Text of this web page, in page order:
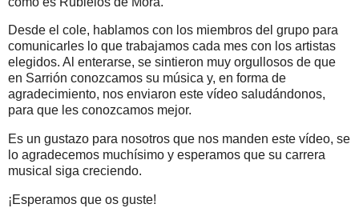
Desde el cole, hablamos con los miembros del grupo para
comunicarles lo que trabajamos cada mes con los artistas
elegidos. Al enterarse, se sintieron muy orgullosos de que
en Sarrión conozcamos su música y, en forma de
agradecimiento, nos enviaron este vídeo saludándonos,
para que les conozcamos mejor.
Es un gustazo para nosotros que nos manden este vídeo, se
lo agradecemos muchísimo y esperamos que su carrera
musical siga creciendo.
¡Esperamos que os guste!